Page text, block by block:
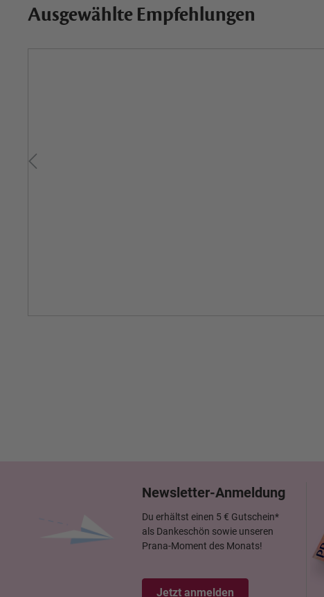
Ausgewählte Empfehlungen
Newsletter-Anmeldung
Du erhältst einen 5 € Gutschein*
als Dankeschön sowie unseren
Prana-Moment des Monats!
Jetzt anmelden